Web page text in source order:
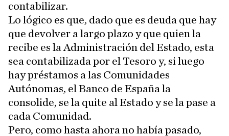
contabilizar.
Lo lógico es que, dado que es deuda que hay
que devolver a largo plazo y que quien la
recibe es la Administración del Estado, esta
sea contabilizada por el Tesoro y, si luego
hay préstamos a las Comunidades
Autónomas, el Banco de España la
consolide, se la quite al Estado y se la pase a
cada Comunidad.
Pero, como hasta ahora no había pasado,